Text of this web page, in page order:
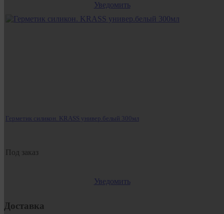
Уведомить
Герметик силикон. KRASS универ.белый 300мл
Под заказ
Уведомить
Доставка